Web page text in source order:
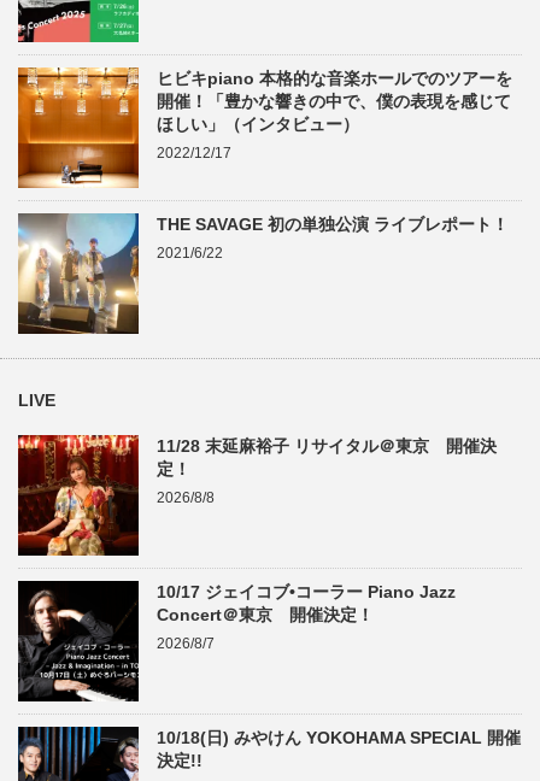
ヒビキpiano 本格的な音楽ホールでのツアーを
開催！「豊かな響きの中で、僕の表現を感じて
ほしい」（インタビュー）
2022/12/17
THE SAVAGE 初の単独公演 ライブレポート！
2021/6/22
LIVE
11/28 末延麻裕子 リサイタル＠東京 開催決
定！
2026/8/8
10/17 ジェイコブ•コーラー Piano Jazz
Concert＠東京 開催決定！
2026/8/7
10/18(日) みやけん YOKOHAMA SPECIAL 開催
決定!!